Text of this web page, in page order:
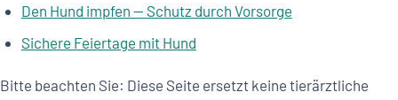
Den Hund impfen — Schutz durch Vorsorge
Sichere Feiertage mit Hund
Bitte beachten Sie: Diese Seite ersetzt keine tierärztliche